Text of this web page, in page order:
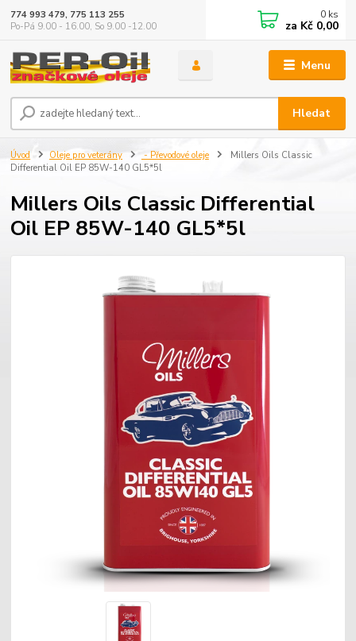
Menu
Hledat
774 993 479, 775 113 255
Po-Pá 9.00 - 16.00, So 9.00 -12.00
0 ks
za Kč 0,00
Úvod Oleje pro veterány - Převodové oleje
Millers Oils Classic
Differential Oil EP 85W-140 GL5*5l
Millers Oils Classic Differential
Oil EP 85W-140 GL5*5l